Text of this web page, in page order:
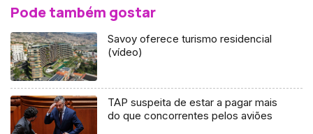
Pode também gostar
Savoy oferece turismo residencial
(vídeo)
TAP suspeita de estar a pagar mais
do que concorrentes pelos aviões